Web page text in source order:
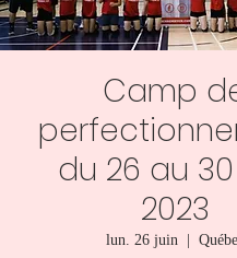
Camp
du 26 au
2023
lun. 26 juin
  |